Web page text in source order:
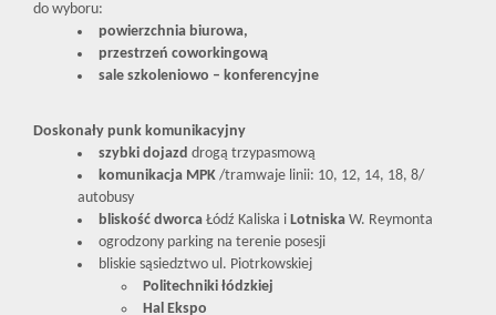
do wyboru:
powierzchnia biurowa,
przestrzeń coworkingową
sale szkoleniowo – konferencyjne
Doskonały punk komunikacyjny
szybki dojazd drogą trzypasmową
komunikacja MPK /tramwaje linii: 10, 12, 14, 18, 8/
autobusy
bliskość dworca Łódź Kaliska i Lotniska W. Reymonta
ogrodzony parking na terenie posesji
bliskie sąsiedztwo ul. Piotrkowskiej
Politechniki łódzkiej
Hal Ekspo